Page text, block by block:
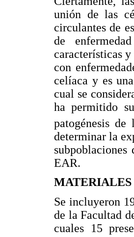
unión de las
circulantes de
de
características y
con
celíaca y es
cual se
ha permitido
patogénesis de
determinar la
EAR.
MATERIALES
Se incluyeron
de la Facultad
cuales 15